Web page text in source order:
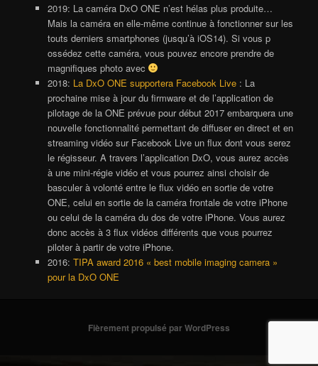
2019: La caméra DxO ONE n’est hélas plus produite…
Mais la caméra en elle-même continue à fonctionner sur les
touts derniers smartphones (jusqu’à iOS14). Si vous p
ossédez cette caméra, vous pouvez encore prendre de
magnifiques photo avec
2018: La DxO ONE supportera Facebook Live: La
prochaine mise à jour du firmware et de l’application de
pilotage de la ONE prévue pour début 2017 embarquera une
nouvelle fonctionnalité permettant de diffuser en direct et en
streaming vidéo sur Facebook Live un flux dont vous serez
le régisseur. A travers l’application DxO, vous aurez accès
à une mini-régie vidéo et vous pourrez ainsi choisir de
basculer à volonté entre le flux vidéo en sortie de votre
ONE, celui en sortie de la caméra frontale de votre iPhone
ou celui de la caméra du dos de votre iPhone. Vous aurez
donc accès à 3 flux vidéos différents que vous pourrez
piloter à partir de votre iPhone.
2016: TIPA award 2016 « best mobile imaging camera »
pour la DxO ONE
Fièrement propulsé par WordPress